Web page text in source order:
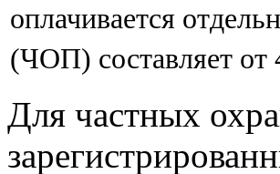
оплачивается
(ЧОП) составляет от
Для частных